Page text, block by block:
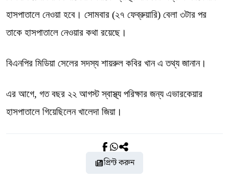
হাসপাতালে নেওয়া হবে। সোমবার (২৭ ফেব্রুয়ারি) বেলা ৩টার পর
তাকে হাসপাতালে নেওয়ার কথা রয়েছে।
বিএনপির মিডিয়া সেলের সদস্য শায়রুল কবির খান এ তথ্য জানান।
এর আগে, গত বছর ২২ আগস্ট স্বাস্থ্য পরিক্ষার জন্য এভারকেয়ার
হাসপাতালে গিয়েছিলেন খালেদা জিয়া।
প্রিন্ট করুন